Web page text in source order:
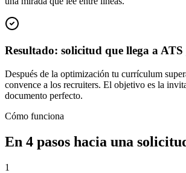
Resultado: solicitud que llega a ATS
Después de la optimización tu currículum
convence a los recruiters. El objetivo es la
documento perfecto.
Cómo funciona
En 4 pasos hacia una
1